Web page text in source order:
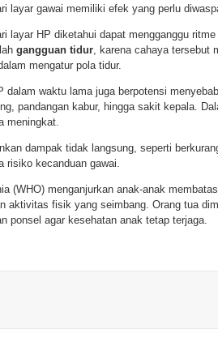
layar gawai memiliki efek yang perlu
layar HP diketahui dapat mengganggu
gangguan tidur, karena cahaya tersebut
mengatur pola tidur.
dalam waktu lama juga berpotensi
pandangan kabur, hingga sakit kepala.
meningkat.
dampak tidak langsung, seperti
risiko kecanduan gawai.
(WHO) menganjurkan anak-anak
aktivitas fisik yang seimbang. Orang tua
ponsel agar kesehatan anak tetap terjaga.